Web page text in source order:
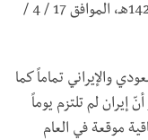
التعاون الأمني بينهما، الموقعة في 22 / 1 / 1422هـ، الموافق 17 / 4 /
والإيراني تماماً كما
إيران لم تلتزم يوماً
موقعة في العام